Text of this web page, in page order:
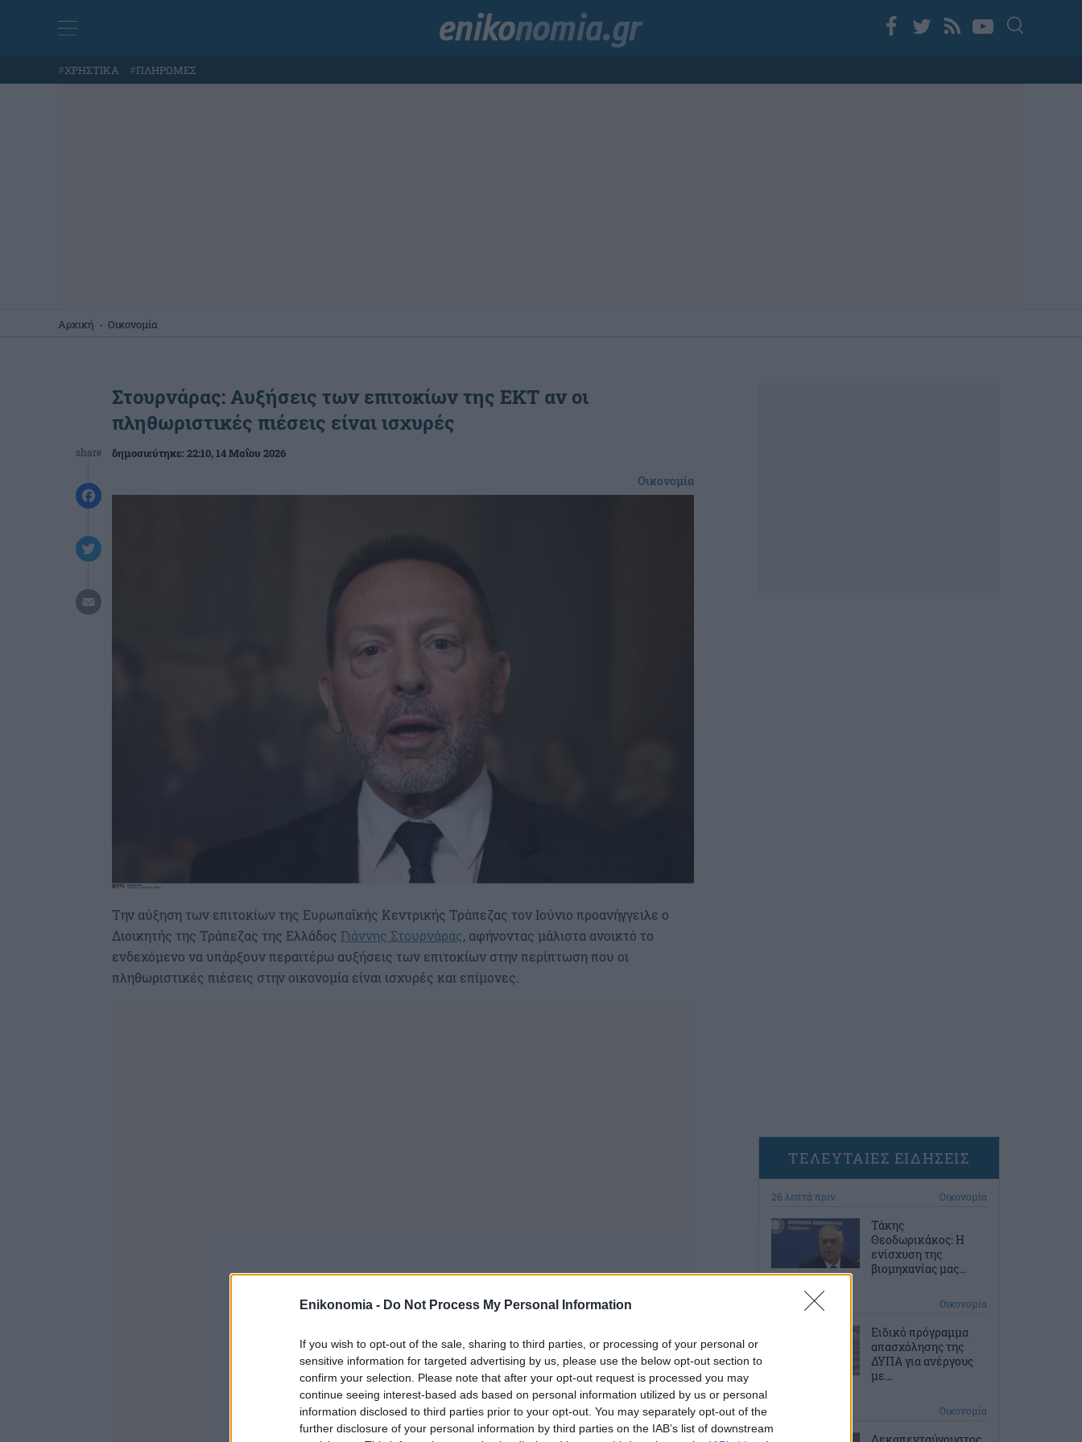
Enikonomia - Do Not Process My Personal Information
If you wish to opt-out of the sale, sharing to third parties, or processing of your personal or
sensitive information for targeted advertising by us, please use the below opt-out section to
confirm your selection. Please note that after your opt-out request is processed you may
continue seeing interest-based ads based on personal information utilized by us or personal
information disclosed to third parties prior to your opt-out. You may separately opt-out of the
further disclosure of your personal information by third parties on the IAB’s list of downstream
#ΧΡΗΣΤΙΚΑ #ΠΛΗΡΩΜΕΣ
Αρχική - Οικονομία
share
Στουρνάρας: Αυξήσεις των επιτοκίων της ΕΚΤ αν οι
πληθωριστικές πιέσεις είναι ισχυρές
δημοσιεύτηκε:22:10, 14 Μαΐου 2026
Οικονομία
Tην αύξηση των επιτοκίων της Ευρωπαϊκής Κεντρικής Τράπεζας τον Ιούνιο προανήγγειλε ο
Διοικητής της Τράπεζας της Ελλάδος Γιάννης Στουρνάρας, αφήνοντας μάλιστα ανοικτό το
ενδεχόμενο να υπάρξουν περαιτέρω αυξήσεις των επιτοκίων στην περίπτωση που οι
πληθωριστικές πιέσεις στην οικονομία είναι ισχυρές και επίμονες.
ΤΕΛΕΥΤΑΙΕΣ ΕΙΔΗΣΕΙΣ
26 λεπτά πριν Οικονομία
Τάκης
Θεοδωρικάκος: Η
ενίσχυση της
βιομηχανίας μας...
56 λεπτά πριν Οικονομία
Ειδικό πρόγραμμα
απασχόλησης της
ΔΥΠΑ για ανέργους
με...
Οικονομία